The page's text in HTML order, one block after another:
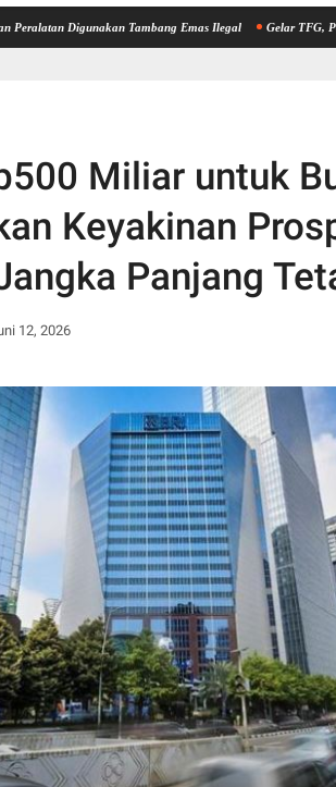
Tambang Emas Ilegal Gelar TFG, Polda Jambi
Miliar untuk
Keyakinan
Panjang
12, 2026